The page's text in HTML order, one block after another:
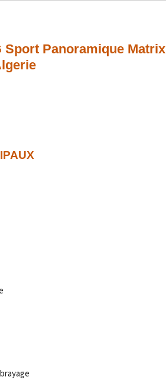
Sport Panoramique Matrix